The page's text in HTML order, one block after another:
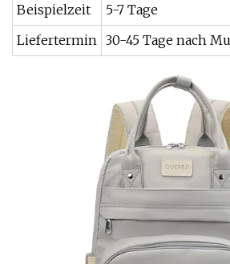
Beispielzeit
5-7 Tage
Liefertermin 30-45 Tage nach